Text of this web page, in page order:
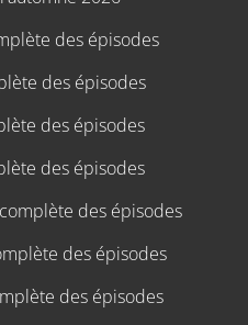
des épisodes
des épisodes
des épisodes
des épisodes
des épisodes
des épisodes
des épisodes